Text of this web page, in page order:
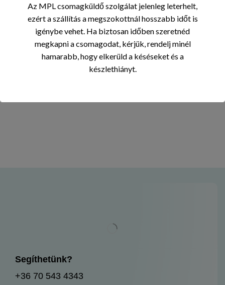
Segíthetünk?
+36 70 543 4343
Az MPL csomagküldő szolgálat jelenleg leterhelt,
ezért a szállítás a megszokottnál hosszabb időt is
igénybe vehet. Ha biztosan időben szeretnéd
megkapni a csomagodat, kérjük, rendelj minél
hamarabb, hogy elkerüld a késéseket és a
készlethiányt.